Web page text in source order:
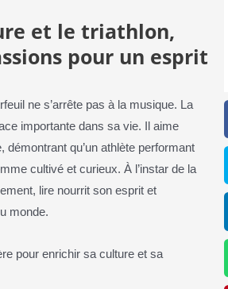
et le triathlon,
pour un esprit
ne s’arrête pas à la musique. La
importante dans sa vie. Il aime
démontrant qu’un athlète performant
cultivé et curieux. À l’instar de la
lire nourrit son esprit et
monde.
pour enrichir sa culture et sa